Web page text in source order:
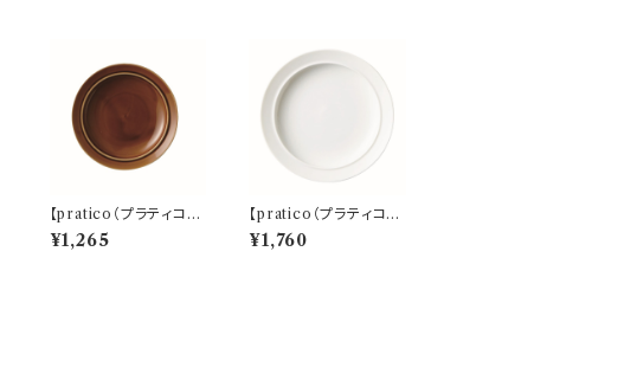
【pratico（プラティコ）】
16プレート（キャラメル)
O-M24502
¥1,265
【pratico（プラティコ）】
20プレート（白) O-M
24401
¥1,760